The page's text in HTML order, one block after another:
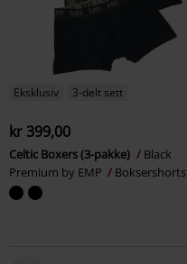
Eksklusiv 3-delt sett
kr 399,00
Celtic Boxers (3-pakke)
Black
Premium by EMP
Boksershorts